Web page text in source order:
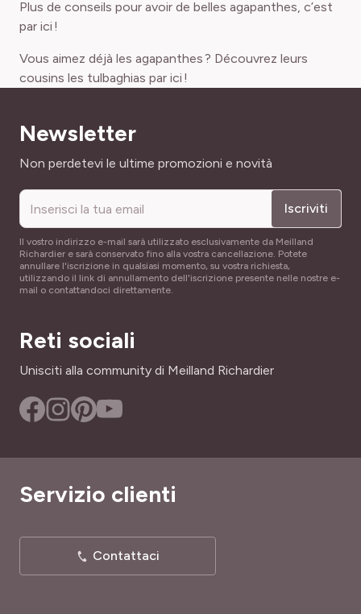
Plus de conseils pour avoir de belles agapanthes, c’est
par ici !
Vous aimez déjà les agapanthes ? Découvrez leurs
cousins les tulbaghias par ici !
Newsletter
Indirizzo email
Non perdetevi le ultime promozioni e novità
Iscriviti
Il vostro indirizzo e-mail sarà utilizzato esclusivamente da Meilland
Richardier e sarà conservato fino alla vostra cancellazione. Potete
annullare l'iscrizione in qualsiasi momento, su vostra richiesta,
utilizzando il link di annullamento dell'iscrizione presente nelle nostre e-
mail o contattandoci direttamente.
Reti sociali
Unisciti alla community di Meilland Richardier
Servizio clienti
Contattaci